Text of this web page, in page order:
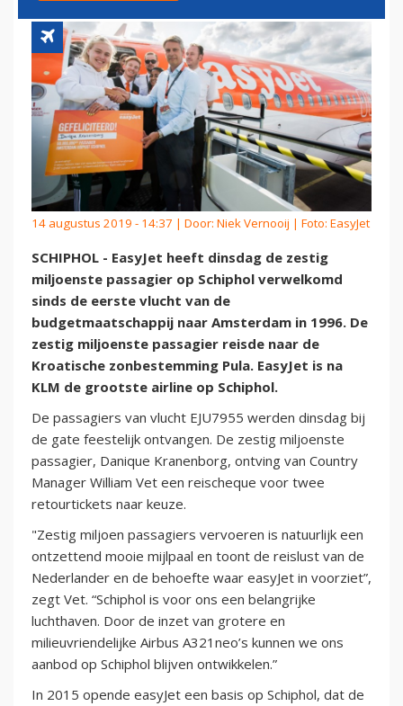
14 augustus 2019 - 14:37 | Door: Niek Vernooij | Foto: EasyJet
SCHIPHOL - EasyJet heeft dinsdag de zestig
miljoenste passagier op Schiphol verwelkomd
sinds de eerste vlucht van de
budgetmaatschappij naar Amsterdam in 1996. De
zestig miljoenste passagier reisde naar de
Kroatische zonbestemming Pula. EasyJet is na
KLM de grootste airline op Schiphol.
De passagiers van vlucht EJU7955 werden dinsdag bij
de gate feestelijk ontvangen. De zestig miljoenste
passagier, Danique Kranenborg, ontving van Country
Manager William Vet een reischeque voor twee
retourtickets naar keuze.
"Zestig miljoen passagiers vervoeren is natuurlijk een
ontzettend mooie mijlpaal en toont de reislust van de
Nederlander en de behoefte waar easyJet in voorziet”,
zegt Vet. “Schiphol is voor ons een belangrijke
luchthaven. Door de inzet van grotere en
milieuvriendelijke Airbus A321neo’s kunnen we ons
aanbod op Schiphol blijven ontwikkelen.”
In 2015 opende easyJet een basis op Schiphol, dat de